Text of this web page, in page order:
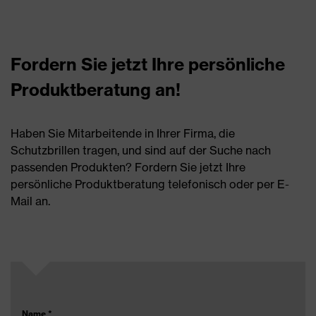
Fordern Sie jetzt Ihre persönliche
Produktberatung an!
Haben Sie Mitarbeitende in Ihrer Firma, die
Schutzbrillen tragen, und sind auf der Suche nach
passenden Produkten? Fordern Sie jetzt Ihre
persönliche Produktberatung telefonisch oder per E-
Mail an.
Name *